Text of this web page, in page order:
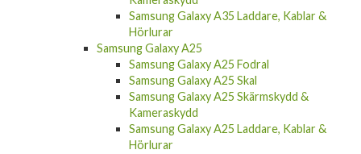
Samsung Galaxy A35 Laddare, Kablar &
Hörlurar
Samsung Galaxy A25
Samsung Galaxy A25 Fodral
Samsung Galaxy A25 Skal
Samsung Galaxy A25 Skärmskydd &
Kameraskydd
Samsung Galaxy A25 Laddare, Kablar &
Hörlurar